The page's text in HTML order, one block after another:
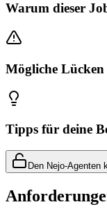
Warum dieser
Mögliche Lücken
Tipps für deine
Den Nejo-Agenten